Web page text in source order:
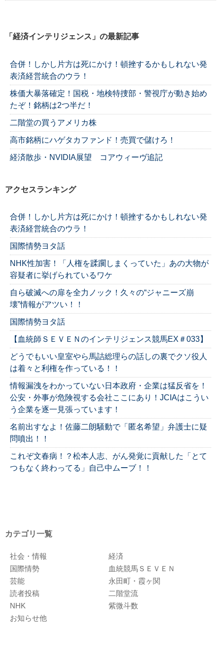
「経済インテリジェンス」の最新記事
合併！しかし片方は死にかけ！頓挫するかもしれない発
表済経営統合のウラ！
株価大暴落確定！国税・地検特捜部・警視庁が動き始め
たぞ！銘柄は2つ半だ！
二階堂の買うアメリカ株
高市銘柄にハゲタカファンド！売買で儲けろ！
経済散歩・NVIDIA展望 コアウィーヴ追記
アクセスランキング
合併！しかし片方は死にかけ！頓挫するかもしれない発
表済経営統合のウラ！
国際情勢ヨタ話
NHK性加害！「人権を蹂躙しまくっていた」あの大物が
容疑者に挙げられているワケ
自ら破滅への扉を全力ノック！久々の“ジャニーズ崩
壊”情報がアツい！！
国際情勢ヨタ話
【血統師ＳＥＶＥＮのインテリジェンス競馬EX＃033】
どうでもいい皇室やら馬詰総理らの話しの裏でクソ役人
は着々と利権を作っている！！
情報漏洩をわかっていない日本政府・企業は猛反省を！
公安・外事が危険視する会社ここにあり！JCIAはこうい
う企業を逐一見張っています！
名前出すなよ！佐藤二朗騒動で「匿名希望」弁護士に疑
問噴出！！
これぞ文春病！？松本人志、がん発覚に貢献した「とて
つもなく終わってる」自己中ムーブ！！
カテゴリ一覧
社会・情報
経済
国際情勢
血統競馬ＳＥＶＥＮ
芸能
永田町・霞ヶ関
読者投稿
二階堂流
NHK
紫微斗数
お知らせ他